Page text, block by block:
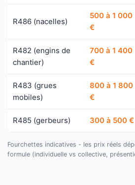
R486 (nacelles)
500 à 1 000
€
R482 (engins de
chantier)
700 à 1 400
€
R483 (grues
mobiles)
800 à 1 800
€
R485 (gerbeurs) 300 à 500 €
Fourchettes indicatives - les prix réels
formule (individuelle vs collective,